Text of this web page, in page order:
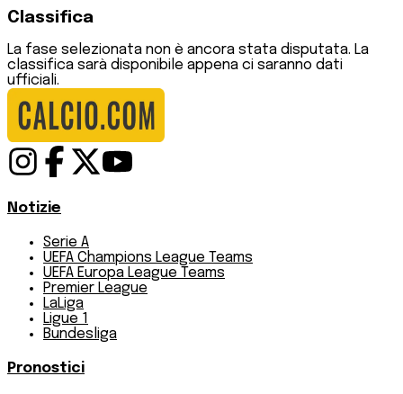
Classifica
La fase selezionata non è ancora stata disputata. La
classifica sarà disponibile appena ci saranno dati
ufficiali.
Notizie
Serie A
UEFA Champions League Teams
UEFA Europa League Teams
Premier League
LaLiga
Ligue 1
Bundesliga
Pronostici